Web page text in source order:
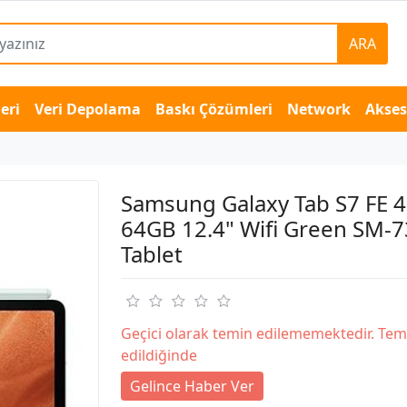
ARA
Veri Depolama Baskı Çözümleri Network
Samsung Galaxy Tab S7 FE
64GB 12.4" Wifi Green SM-
Tablet
Geçici olarak temin edilememektedir.
edildiğinde
Gelince Haber Ver